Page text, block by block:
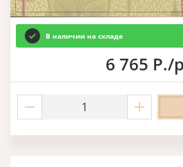
В наличии на складе
6 765 Р./